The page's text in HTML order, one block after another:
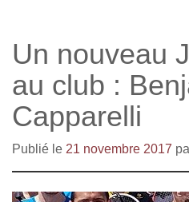
Un nouveau
au club :
Capparelli
Publié le 21 novembre 2017